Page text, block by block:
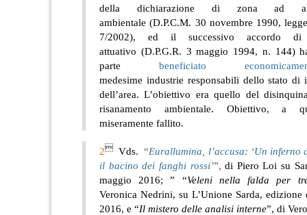
della dichiarazione di zona ad
ambientale (D.P.C.M. 30 novembre 1990,
7/2002), ed il successivo accordo di
attuativo (D.P.G.R. 3 maggio 1994, n. 144)
parte
beneficiato
medesime industrie responsabili dello stato di
dell’area. L’obiettivo era quello del
risanamento ambientale. Obiettivo, a
miseramente fallito.
2Vds. “Eurallumina, l’accusa: ‘Un inferno
il bacino dei fanghi rossi’”,di Piero Loi su
maggio 2016; ” “Veleni nella falda per
Veronica Nedrini, su L’Unione Sarda,
2016, e “Il mistero delle analisi interne”, di